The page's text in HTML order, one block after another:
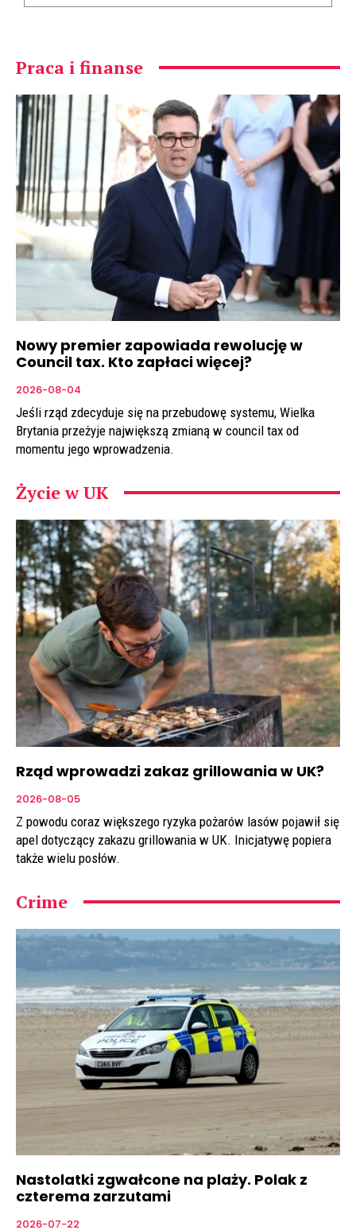
Praca i finanse
Nowy premier zapowiada rewolucję w
Council tax. Kto zapłaci więcej?
2026-08-04
Jeśli rząd zdecyduje się na przebudowę systemu, Wielka
Brytania przeżyje największą zmianą w council tax od
momentu jego wprowadzenia.
Życie w UK
Rząd wprowadzi zakaz grillowania w UK?
2026-08-05
Z powodu coraz większego ryzyka pożarów lasów pojawił się
apel dotyczący zakazu grillowania w UK. Inicjatywę popiera
także wielu posłów.
Crime
Nastolatki zgwałcone na plaży. Polak z
czterema zarzutami
2026-07-22